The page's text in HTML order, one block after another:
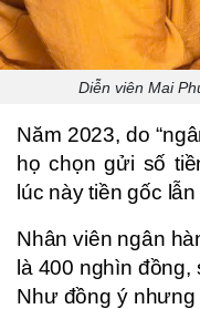
Diễn viên Mai
Năm 2023, do
họ chọn gửi số
lúc này tiền gốc
Nhân viên ngân
là 400 nghìn đồng,
Như đồng ý nhưng